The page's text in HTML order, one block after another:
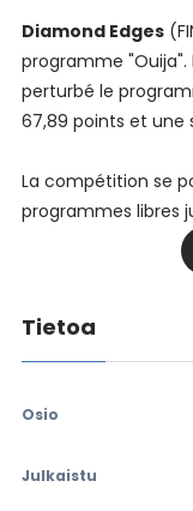
Diamond Edges
programme
perturbé le
67,89 points et une
La compétition se
programmes libres
Tietoa
Osio
Julkaistu